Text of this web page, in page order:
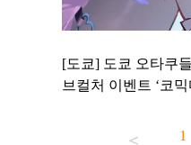
[도쿄] 도쿄 오타쿠
브컬처 이벤트 ‘코믹
1